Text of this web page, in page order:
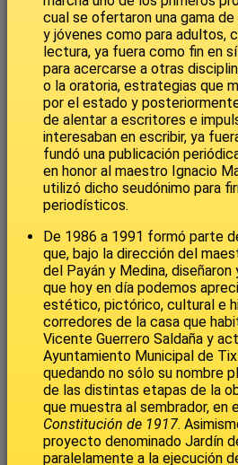
cual se ofertaron una gama
y jóvenes como para adultos,
lectura, ya fuera como fin en
para acercarse a otras
o la oratoria, estrategias que
por el estado y
de alentar a escritores e
interesaban en escribir, ya
fundó una publicación
en honor al maestro Ignacio
utilizó dicho seudónimo para
periodísticos.
De 1986 a 1991 formó parte
que, bajo la dirección del
del Payán y Medina,
que hoy en día podemos
estético, pictórico, cultural e
corredores de la casa que
Vicente Guerrero Saldaña y
Ayuntamiento Municipal de
quedando no sólo su nombre
de las distintas etapas de la
que muestra al sembrador, en
Constitución de 1917.
proyecto denominado Jardín
paralelamente a la ejecución